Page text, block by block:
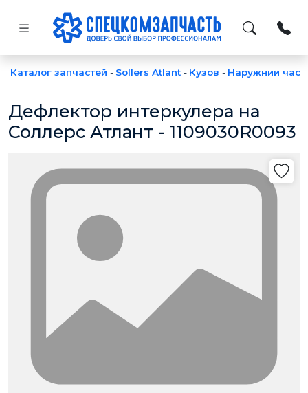
Каталог запчастей - Sollers Atlant - Кузов - Наружнии
Дефлектор интеркулера на
Соллерс Атлант - 1109030R0093